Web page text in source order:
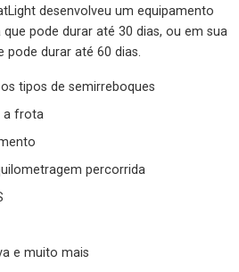
desenvolveu um equipamento
pode durar até 30 dias, ou em sua
pode durar até 60 dias.
tipos de semirreboques
a frota
percorrida
e muito mais